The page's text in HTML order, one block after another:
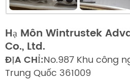
Hạ Môn Wintrustek
Co., Ltd.
ĐỊA CHỈ:No.987 Khu công
Trung Quốc 361009